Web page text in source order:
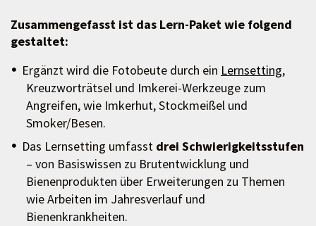
Zusammengefasst ist das Lern-Paket wie folgend
gestaltet:
Ergänzt wird die Fotobeute durch ein Lernsetting,
Kreuzworträtsel und Imkerei-Werkzeuge zum
Angreifen, wie Imkerhut, Stockmeißel und
Smoker/Besen.
Das Lernsetting umfasst drei Schwierigkeitsstufen
– von Basiswissen zu Brutentwicklung und
Bienenprodukten über Erweiterungen zu Themen
wie Arbeiten im Jahresverlauf und
Bienenkrankheiten.